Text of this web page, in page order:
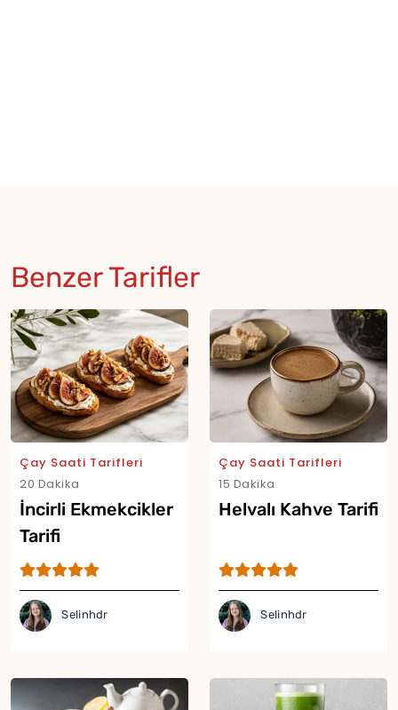
Benzer Tarifler
Çay Saati Tarifleri
20 Dakika
İncirli Ekmekcikler
Tarifi
Selinhdr
Çay Saati Tarifleri
15 Dakika
Helvalı Kahve Tarifi
Selinhdr